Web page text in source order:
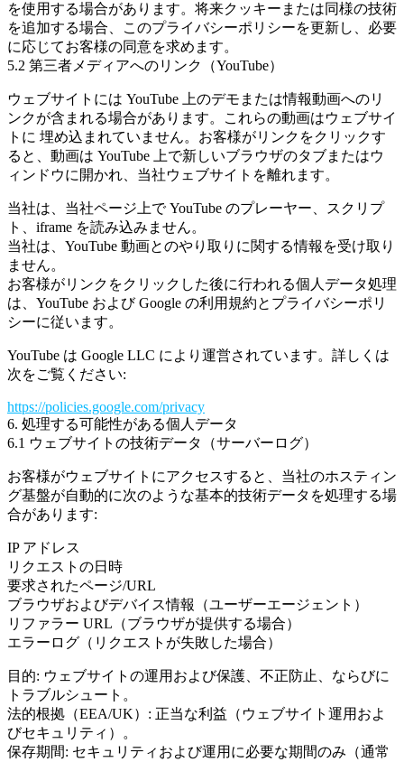
を使用する場合があります。将来クッキーまたは同様の技術
を追加する場合、このプライバシーポリシーを更新し、必要
に応じてお客様の同意を求めます。
5.2 第三者メディアへのリンク（YouTube）
ウェブサイトには YouTube 上のデモまたは情報動画へのリ
ンクが含まれる場合があります。これらの動画はウェブサイ
トに 埋め込まれていません。お客様がリンクをクリックす
ると、動画は YouTube 上で新しいブラウザのタブまたはウ
ィンドウに開かれ、当社ウェブサイトを離れます。
当社は、当社ページ上で YouTube のプレーヤー、スクリプ
ト、iframe を読み込みません。
当社は、YouTube 動画とのやり取りに関する情報を受け取り
ません。
お客様がリンクをクリックした後に行われる個人データ処理
は、YouTube および Google の利用規約とプライバシーポリ
シーに従います。
YouTube は Google LLC により運営されています。詳しくは
次をご覧ください:
https://policies.google.com/privacy
6. 処理する可能性がある個人データ
6.1 ウェブサイトの技術データ（サーバーログ）
お客様がウェブサイトにアクセスすると、当社のホスティン
グ基盤が自動的に次のような基本的技術データを処理する場
合があります:
IP アドレス
リクエストの日時
要求されたページ/URL
ブラウザおよびデバイス情報（ユーザーエージェント）
リファラー URL（ブラウザが提供する場合）
エラーログ（リクエストが失敗した場合）
目的: ウェブサイトの運用および保護、不正防止、ならびに
トラブルシュート。
法的根拠（EEA/UK）: 正当な利益（ウェブサイト運用およ
びセキュリティ）。
保存期間: セキュリティおよび運用に必要な期間のみ（通常